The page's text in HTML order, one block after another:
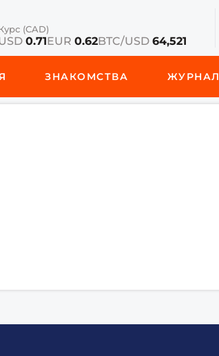
(CAD)
0.71EUR0.62BTC/USD64,521
ЗНАКОМСТВА ЖУРНАЛ